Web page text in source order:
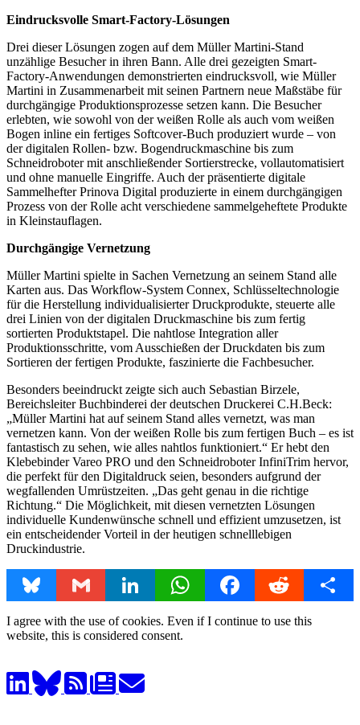
Eindrucksvolle Smart-Factory-Lösungen
Drei dieser Lösungen zogen auf dem Müller Martini-Stand
unzählige Besucher in ihren Bann. Alle drei gezeigten Smart-
Factory-Anwendungen demonstrierten eindrucksvoll, wie Müller
Martini in Zusammenarbeit mit seinen Partnern neue Maßstäbe für
durchgängige Produktionsprozesse setzen kann. Die Besucher
erlebten, wie sowohl von der weißen Rolle als auch vom weißen
Bogen inline ein fertiges Softcover-Buch produziert wurde – von
der digitalen Rollen- bzw. Bogendruckmaschine bis zum
Schneidroboter mit anschließender Sortierstrecke, vollautomatisiert
und ohne manuelle Eingriffe. Auch der präsentierte digitale
Sammelhefter Prinova Digital produzierte in einem durchgängigen
Prozess von der Rolle acht verschiedene sammelgeheftete Produkte
in Kleinstauflagen.
Durchgängige Vernetzung
Müller Martini spielte in Sachen Vernetzung an seinem Stand alle
Karten aus. Das Workflow-System Connex, Schlüsseltechnologie
für die Herstellung individualisierter Druckprodukte, steuerte alle
drei Linien von der digitalen Druckmaschine bis zum fertig
sortierten Produktstapel. Die nahtlose Integration aller
Produktionsschritte, vom Ausschießen der Druckdaten bis zum
Sortieren der fertigen Produkte, faszinierte die Fachbesucher.
Besonders beeindruckt zeigte sich auch Sebastian Birzele,
Bereichsleiter Buchbinderei der deutschen Druckerei C.H.Beck:
„Müller Martini hat auf seinem Stand alles vernetzt, was man
vernetzen kann. Von der weißen Rolle bis zum fertigen Buch – es ist
fantastisch zu sehen, wie alles nahtlos funktioniert.“ Er hebt den
Klebebinder Vareo PRO und den Schneidroboter InfiniTrim hervor,
die perfekt für den Digitaldruck seien, besonders aufgrund der
wegfallenden Umrüstzeiten. „Das geht genau in die richtige
Richtung.“ Die Möglichkeit, mit diesen vernetzten Lösungen
individuelle Kundenwünsche schnell und effizient umzusetzen, ist
ein entscheidender Vorteil in der heutigen schnelllebigen
Druckindustrie.
Bluesky Gmail LinkedIn WhatsAppFacebookReddit Share
I agree with the use of cookies. Even if I continue to use this
website, this is considered consent.